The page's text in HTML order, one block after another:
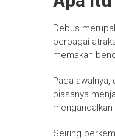
Debus
berbagai
memakan
Pada
biasanya
Seiring